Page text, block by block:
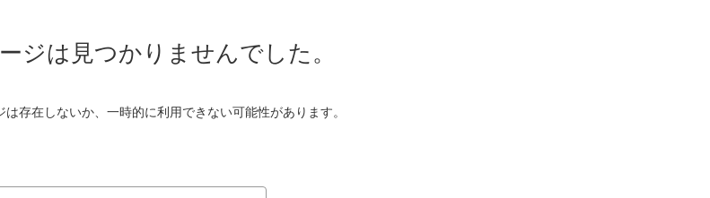
ジは見つかりませんでした。
存在しないか、一時的に利用できない可能性があります。